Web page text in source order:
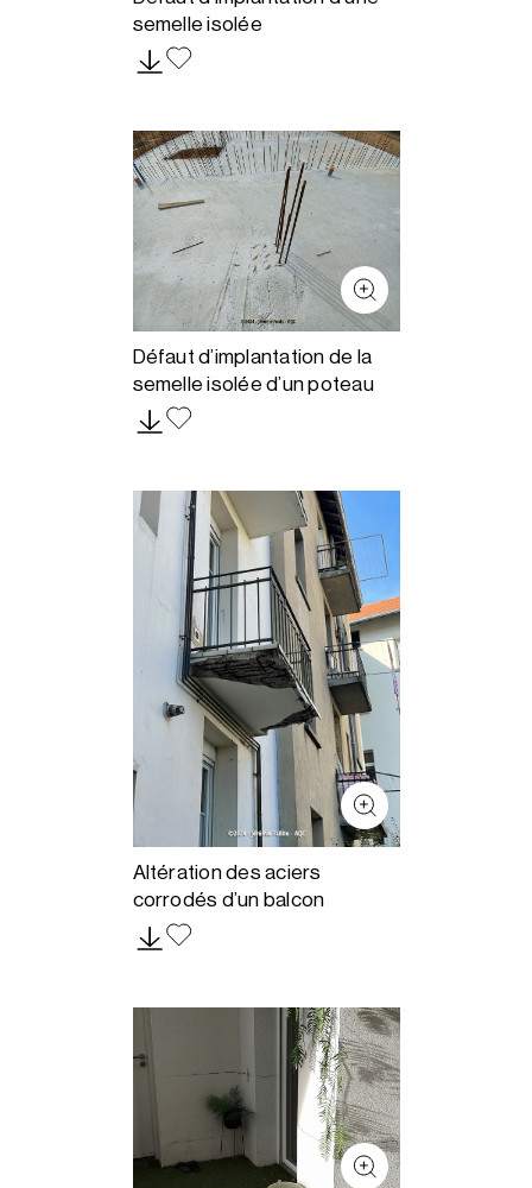
semelle isolée
Défaut d’implantation de la
semelle isolée d’un poteau
Altération des aciers
corrodés d’un balcon